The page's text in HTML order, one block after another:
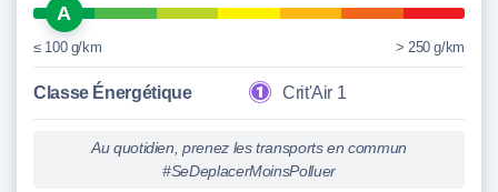
A
≤ 100 g/km > 250 g/km
Classe Énergétique Crit'Air 1
Au quotidien, prenez les transports en commun
#SeDeplacerMoinsPolluer